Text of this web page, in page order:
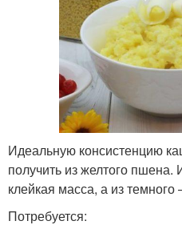
Идеальную консистенцию
получить из желтого пшена.
клейкая масса, а из
Потребуется: